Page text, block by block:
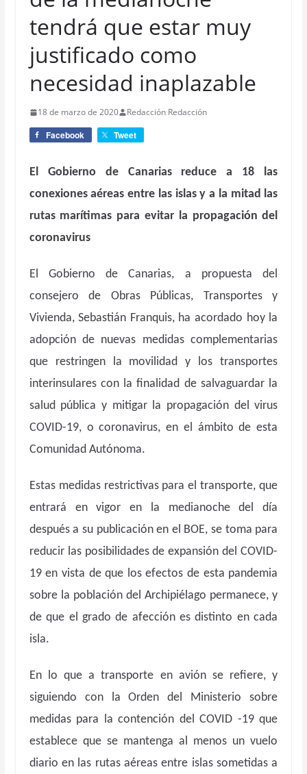
tendrá que estar muy
justificado como
necesidad inaplazable
18 de marzo de 2020 Redacción Redacción
Facebook Tweet
El Gobierno de Canarias reduce a 18 las
conexiones aéreas entre las islas y a la mitad las
rutas marítimas para evitar la propagación del
coronavirus
El Gobierno de Canarias, a propuesta del
consejero de Obras Públicas, Transportes y
Vivienda, Sebastián Franquis, ha acordado hoy la
adopción de nuevas medidas complementarias
que restringen la movilidad y los transportes
interinsulares con la finalidad de salvaguardar la
salud pública y mitigar la propagación del virus
COVID-19, o coronavirus, en el ámbito de esta
Comunidad Autónoma.
Estas medidas restrictivas para el transporte, que
entrará en vigor en la medianoche del día
después a su publicación en el BOE, se toma para
reducir las posibilidades de expansión del COVID-
19 en vista de que los efectos de esta pandemia
sobre la población del Archipiélago permanece, y
de que el grado de afección es distinto en cada
isla.
En lo que a transporte en avión se refiere, y
siguiendo con la Orden del Ministerio sobre
medidas para la contención del COVID -19 que
establece que se mantenga al menos un vuelo
diario en las rutas aéreas entre islas sometidas a